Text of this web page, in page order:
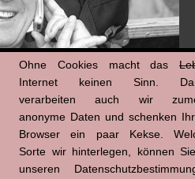
Ohne Cookies macht das
Internet keinen Sinn.
verarbeiten auch wir
anonyme Daten und schenken
Browser ein paar Kekse.
Sorte wir hinterlegen, können
unseren